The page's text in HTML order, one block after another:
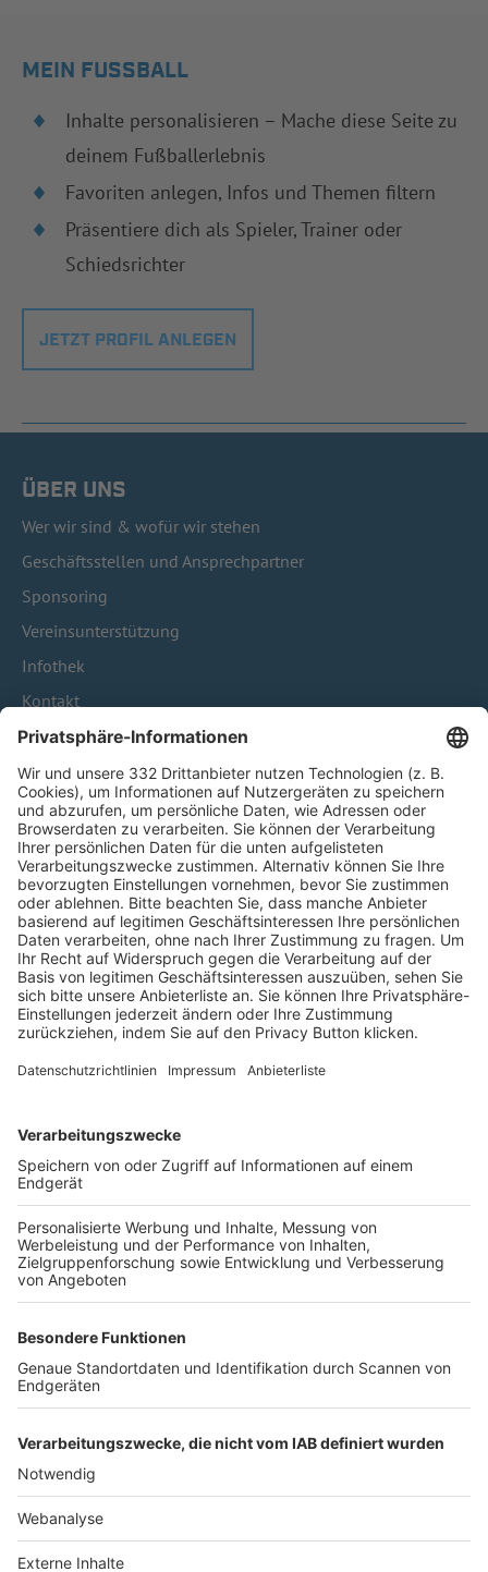
MEIN FUSSBALL
Inhalte personalisieren – Mache diese Seite zu
deinem Fußballerlebnis
Favoriten anlegen, Infos und Themen filtern
Präsentiere dich als Spieler, Trainer oder
Schiedsrichter
JETZT PROFIL ANLEGEN
ÜBER UNS
Wer wir sind & wofür wir stehen
Geschäftsstellen und Ansprechpartner
Sponsoring
Vereinsunterstützung
Infothek
Kontakt
HÄUFIG BESUCHTE SEITEN
Pässe und Vereinswechsel
Trainerausbildung
Schulungsangebot Vereinsmitarbeiter
BFV-Geschäftsstellen
Trainerbörse
Login SpielPlus
FOLGE DEM BFV
TOP-VEREINE
TOP-PARTNER
Nutzungsbedingungen Datenschutz Impressum